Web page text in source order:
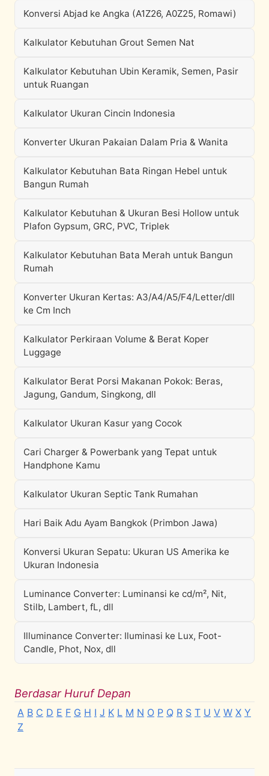
Konversi Abjad ke Angka (A1Z26, A0Z25, Romawi)
Kalkulator Kebutuhan Grout Semen Nat
Kalkulator Kebutuhan Ubin Keramik, Semen, Pasir
untuk Ruangan
Kalkulator Ukuran Cincin Indonesia
Konverter Ukuran Pakaian Dalam Pria & Wanita
Kalkulator Kebutuhan Bata Ringan Hebel untuk
Bangun Rumah
Kalkulator Kebutuhan & Ukuran Besi Hollow untuk
Plafon Gypsum, GRC, PVC, Triplek
Kalkulator Kebutuhan Bata Merah untuk Bangun
Rumah
Konverter Ukuran Kertas: A3/A4/A5/F4/Letter/dll
ke Cm Inch
Kalkulator Perkiraan Volume & Berat Koper
Luggage
Kalkulator Berat Porsi Makanan Pokok: Beras,
Jagung, Gandum, Singkong, dll
Kalkulator Ukuran Kasur yang Cocok
Cari Charger & Powerbank yang Tepat untuk
Handphone Kamu
Kalkulator Ukuran Septic Tank Rumahan
Hari Baik Adu Ayam Bangkok (Primbon Jawa)
Konversi Ukuran Sepatu: Ukuran US Amerika ke
Ukuran Indonesia
Luminance Converter: Luminansi ke cd/m², Nit,
Stilb, Lambert, fL, dll
Illuminance Converter: Iluminasi ke Lux, Foot-
Candle, Phot, Nox, dll
Berdasar Huruf Depan
A B C D E F G H I J K L M N O P Q R S T U V W X Y
Z